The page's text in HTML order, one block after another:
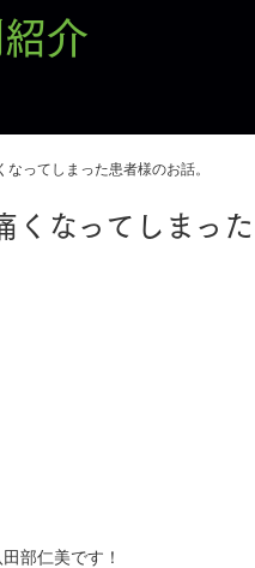
介
ってしまった患者様のお話。
くなってしまった
部仁美です！